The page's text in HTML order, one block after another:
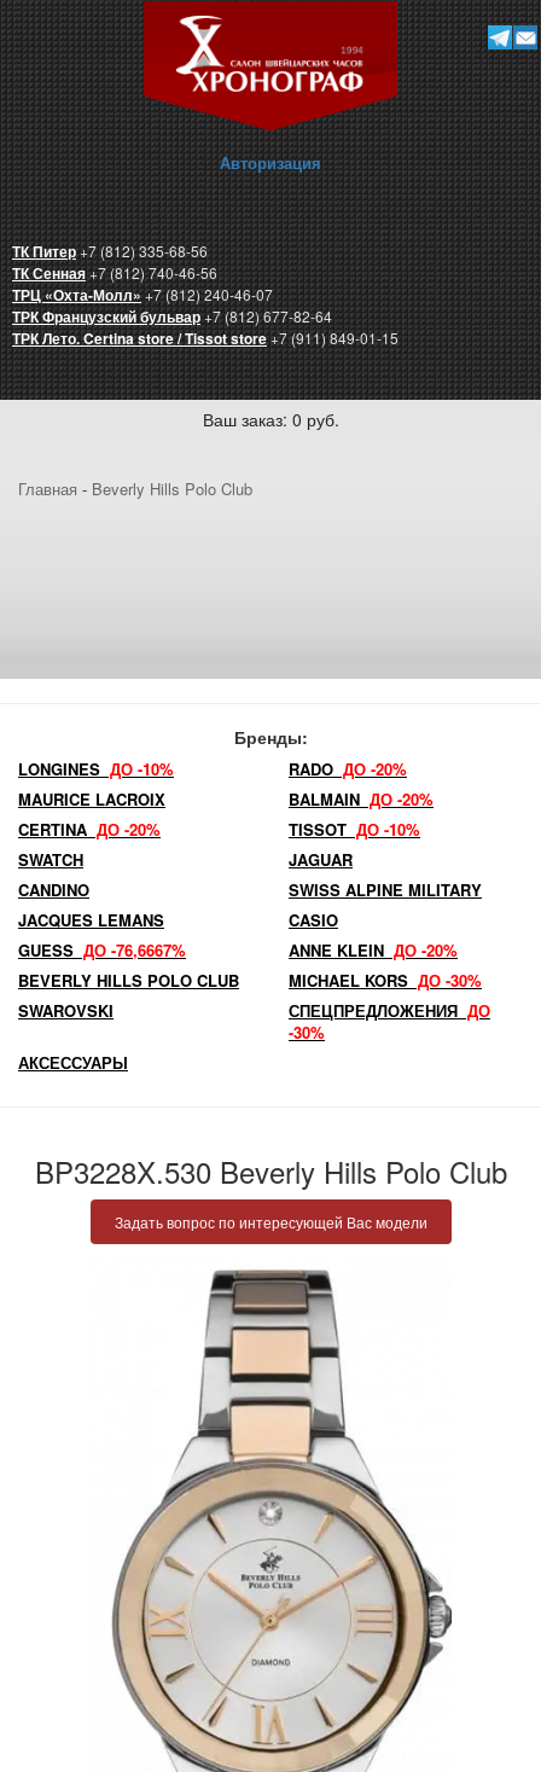
Авторизация
ТК Питер+7 (812) 335-68-56
ТК Сенная+7 (812) 740-46-56
ТРЦ «Охта-Молл»+7 (812) 240-46-07
ТРК Французский бульвар+7 (812) 677-82-64
ТРК Лето. Certina store / Tissot store+7 (911) 849-01-15
Ваш заказ: 0 руб.
Главная - Beverly Hills Polo Club
Бренды:
LONGINES ДО -10% RADO ДО -20%
MAURICE LACROIX
BALMAIN ДО -20%
CERTINA ДО -20% TISSOT ДО -10%
SWATCH
JAGUAR
CANDINO
SWISS ALPINE MILITARY
JACQUES LEMANS
CASIO
GUESS ДО -76,6667% ANNE KLEIN ДО -20%
BEVERLY HILLS POLO CLUB
MICHAEL KORS ДО -30%
SWAROVSKI
СПЕЦПРЕДЛОЖЕНИЯ ДО
-30%
АКСЕССУАРЫ
BP3228X.530 Beverly Hills Polo Club
Задать вопрос по интересующей Вас модели